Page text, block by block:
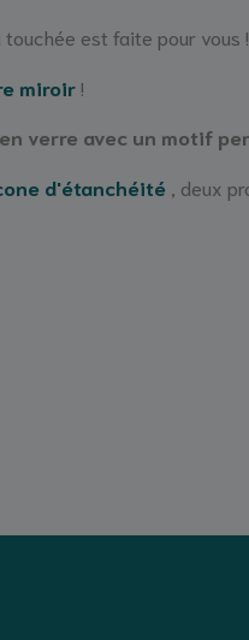
touchée est faite pour vous !
miroir !
verre avec un motif
d'étanchéité , deux